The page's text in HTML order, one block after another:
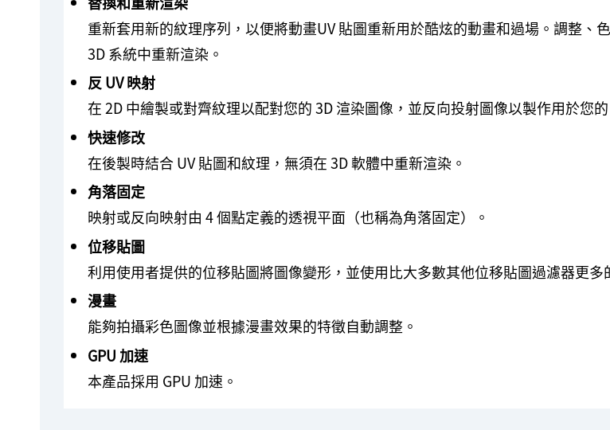
重新套用新的紋理序列，以便將動畫UV 貼圖重新用於酷炫的動畫和過場。調整、
3D 系統中重新渲染。
反 UV 映射
在 2D 中繪製或對齊紋理以配對您的 3D 渲染圖像，並反向投射圖像以製作用於您
快速修改
在後製時結合 UV 貼圖和紋理，無須在 3D 軟體中重新渲染。
角落固定
映射或反向映射由 4 個點定義的透視平面（也稱為角落固定）。
位移貼圖
利用使用者提供的位移貼圖將圖像變形，並使用比大多數其他位移貼圖過濾器更多
漫畫
能夠拍攝彩色圖像並根據漫畫效果的特徵自動調整。
GPU 加速
本產品採用 GPU 加速。